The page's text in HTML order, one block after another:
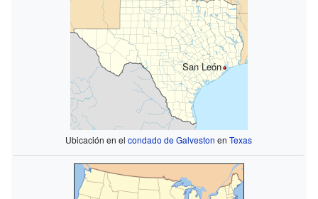
San León
Ubicación en elcondado de Galveston enTexas